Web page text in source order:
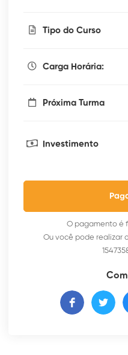
Tipo do Curso
Carga Horária:
Próxima Turma
Investimento
O pagamento é
Ou você pode realizar